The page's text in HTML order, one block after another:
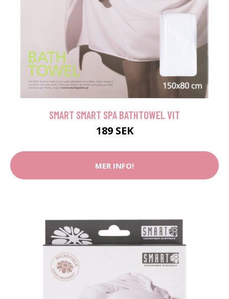
SMART SMART SPA BATHTOWEL VIT
189 SEK
MER INFO!